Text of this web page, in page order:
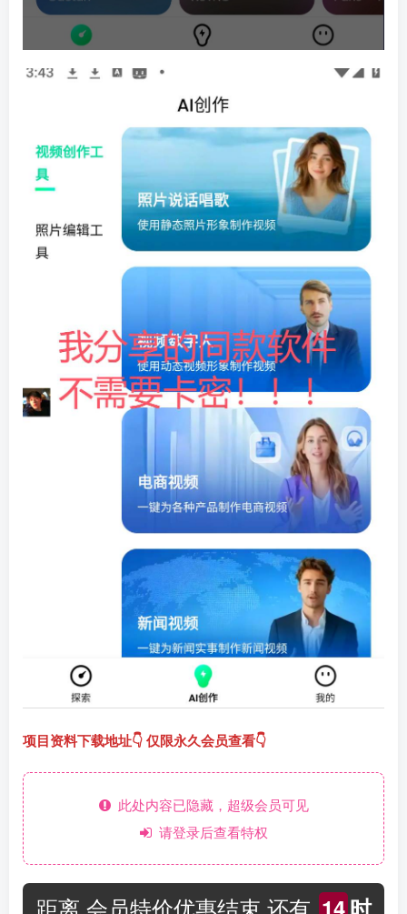
项目资料下载地址👇 仅限永久会员查看👇
此处内容已隐藏，超级会员可见
请登录后查看特权
距离 会员特价优惠结束 还有 14时